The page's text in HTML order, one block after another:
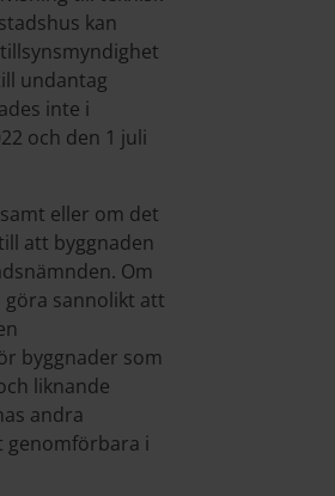
kan
undantag
inte i
och den 1 juli
eller om det
att byggnaden
Om
göra sannolikt att
byggnader som
liknande
andra
genomförbara i